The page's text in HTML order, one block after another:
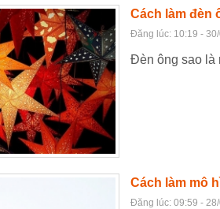
Cách làm đèn
Đăng lúc: 10:19 -
Đèn ông sao là
Cách làm mô
Đăng lúc: 09:59 -